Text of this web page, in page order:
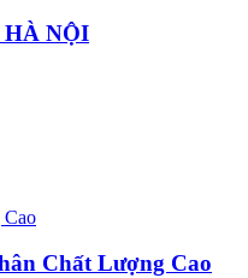
HÀ NỘI
Chất Lượng Cao